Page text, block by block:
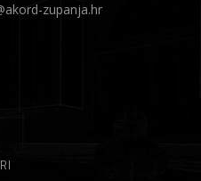
zupanja.hr